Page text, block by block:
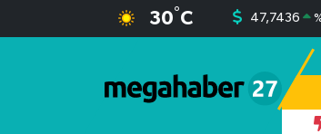
30°C 47,7436
AHMET